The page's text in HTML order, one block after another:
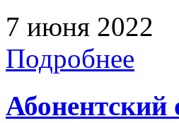
7 июня 2022
Подробнее
Абонентский